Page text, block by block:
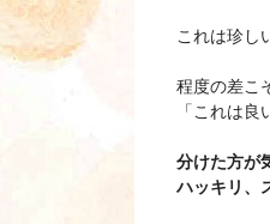
これは珍し
程度の差こ
「これは
分けた方が
ハッキリ、